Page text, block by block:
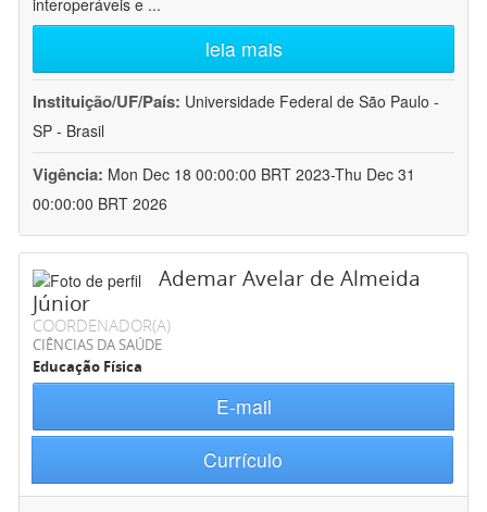
interoperáveis e ...
leia mais
Instituição/UF/País: Universidade Federal de São Paulo -
SP - Brasil
Vigência: Mon Dec 18 00:00:00 BRT 2023-Thu Dec 31
00:00:00 BRT 2026
Ademar Avelar de Almeida
Júnior
COORDENADOR(A)
CIÊNCIAS DA SAÚDE
Educação Física
E-mail
Currículo